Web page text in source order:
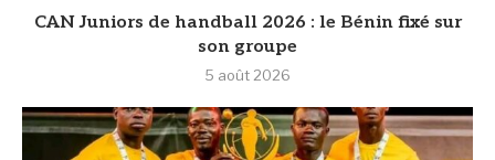
CAN Juniors de handball 2026 : le Bénin fixé sur
son groupe
5 août 2026